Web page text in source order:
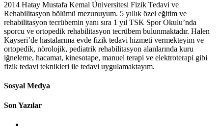
2014 Hatay Mustafa Kemal Üniversitesi Fizik Tedavi ve
Rehabilitasyon bölümü mezunuyum. 5 yıllık özel eğitim ve
rehabilitasyon tecrübemin yanı sıra 1 yıl TSK Spor Okulu’nda
sporcu ve ortopedik rehabilitasyon tecrübem bulunmaktadır. Halen
Kayseri’de hastalarıma evde fizik tedavi hizmeti vermekteyim ve
ortopedik, nörolojik, pediatrik rehabilitasyon alanlarında kuru
iğneleme, hacamat, kinesotape, manuel terapi ve elektroterapi gibi
fizik tedavi teknikleri ile tedavi uygulamaktayım.
Sosyal Medya
Son Yazılar